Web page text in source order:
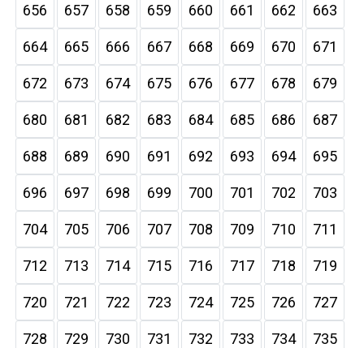
656 657 658 659 660 661 662 663
664 665 666 667 668 669 670 671
672 673 674 675 676 677 678 679
680 681 682 683 684 685 686 687
688 689 690 691 692 693 694 695
696 697 698 699 700 701 702 703
704 705 706 707 708 709 710 711
712 713 714 715 716 717 718 719
720 721 722 723 724 725 726 727
728 729 730 731 732 733 734 735